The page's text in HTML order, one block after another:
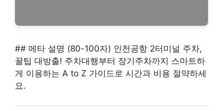
## 메타 설명 (80-100자) 인천공항 2터미널 주차,
꿀팁 대방출! 주차대행부터 장기주차까지 스마트하
게 이용하는 A to Z 가이드로 시간과 비용 절약하세
요.